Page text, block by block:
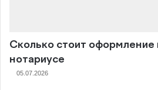
Сколько стоит
нотариусе
05.07.2026